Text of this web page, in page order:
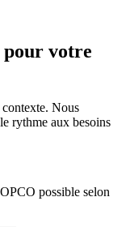
pour votre
Nous
rythme aux besoins
possible selon